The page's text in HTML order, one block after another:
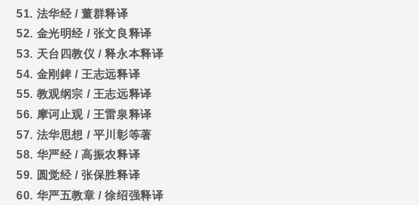
51. 法华经/董群释译
52. 金光明经 / 张文良释译
53. 天台四教仪 /释永本释译
54. 金刚錍 / 王志远释译
55. 教观纲宗 / 王志远释译
56. 摩诃止观 / 王雷泉释译
57. 法华思想 / 平川彰等著
58. 华严经/高振农释译
59. 圆觉经/张保胜释译
60. 华严五教章 /徐绍强释译